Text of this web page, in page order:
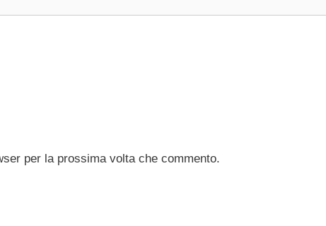
per la prossima volta che commento.